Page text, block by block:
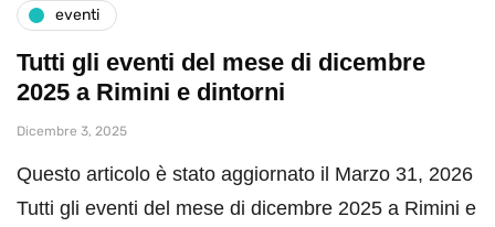
eventi
Tutti gli eventi del mese di dicembre
2025 a Rimini e dintorni
Dicembre 3, 2025
Questo articolo è stato aggiornato il Marzo 31, 2026
Tutti gli eventi del mese di dicembre 2025 a Rimini e